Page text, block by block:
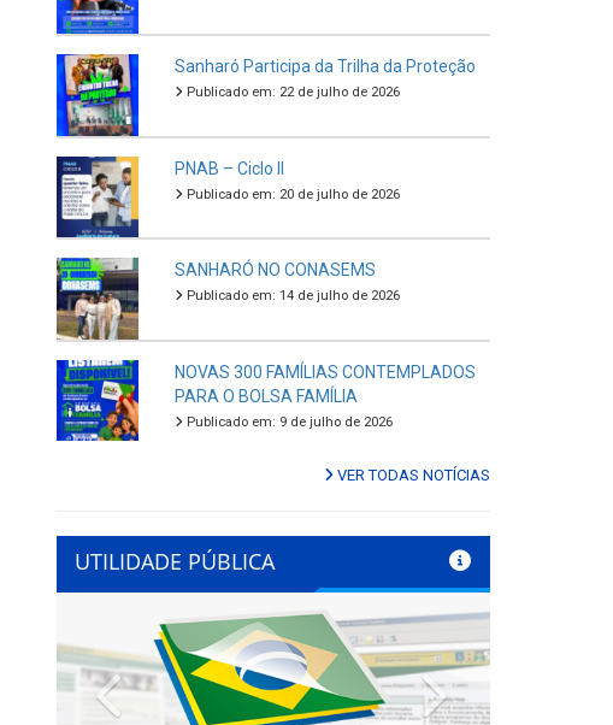
Sanharó Participa da Trilha da Proteção
Publicado em: 22 de julho de 2026
PNAB – Ciclo II
Publicado em: 20 de julho de 2026
SANHARÓ NO CONASEMS
Publicado em: 14 de julho de 2026
NOVAS 300 FAMÍLIAS CONTEMPLADOS
PARA O BOLSA FAMÍLIA
Publicado em: 9 de julho de 2026
VER TODAS NOTÍCIAS
UTILIDADE PÚBLICA
Previous Next